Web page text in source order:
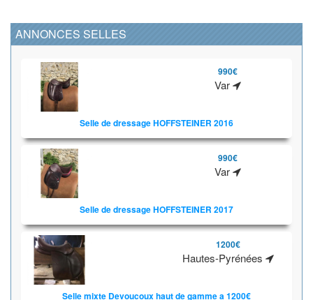
ANNONCES SELLES
990€
Var
Selle de dressage HOFFSTEINER 2016
990€
Var
Selle de dressage HOFFSTEINER 2017
1200€
Hautes-Pyrénées
Selle mixte Devoucoux haut de gamme a 1200€